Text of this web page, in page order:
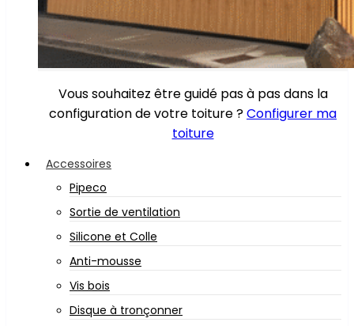
Vous souhaitez être guidé pas à pas dans la
configuration de votre toiture ?Configurer ma
toiture
Accessoires
Pipeco
Sortie de ventilation
Silicone et Colle
Anti-mousse
Vis bois
Disque à tronçonner